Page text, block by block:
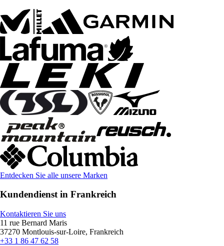
Entdecken Sie alle unsere Marken
Kundendienst in Frankreich
Kontaktieren Sie uns
11 rue Bernard Maris
37270 Montlouis-sur-Loire, Frankreich
+33 1 86 47 62 58